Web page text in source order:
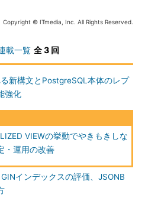
on, off, or try (change
64kB
くつかの設定項目については、
ントごとに以下のようなSQLで変
ートの処理やテーブル結合の際
際に使用されるメモリを設定する
;
のパラメーターを40MBに変更する
Copyright © ITmedia, Inc. All Rights Reserved.
載一覧 全 3 回
新構文とPostgreSQL本体のレプ
強化
VIEWの挙動でやきもきしな
・運用の改善
インデックスの評価、JSONB